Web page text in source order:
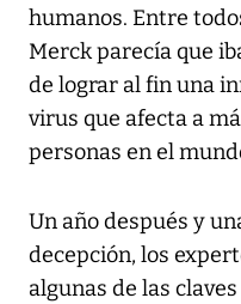
humanos. Entre
Merck parecía que
de lograr al fin una
virus que afecta a
personas en el
Un año después y
decepción, los
algunas de las